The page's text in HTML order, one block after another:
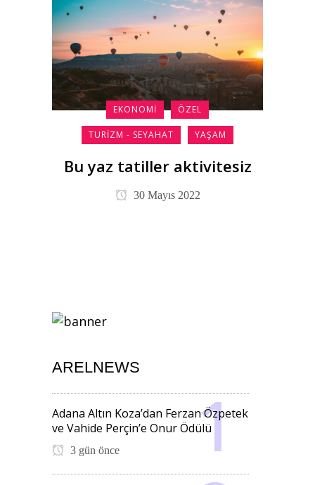
EKONOMI ÖZEL
TURIZM - SEYAHAT YAŞAM
Bu yaz tatiller aktivitesiz
30 Mayıs 2022
ARELNEWS
Adana Altın Koza’dan Ferzan Özpetek
ve Vahide Perçin’e Onur Ödülü
3 gün önce